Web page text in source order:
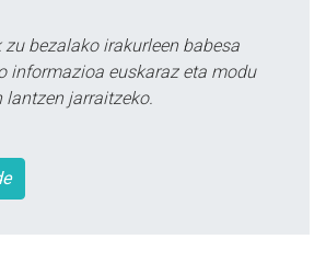
bezalako irakurleen babesa
informazioa euskaraz eta modu
lantzen jarraitzeko.